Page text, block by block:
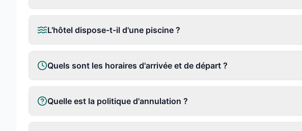
L'hôtel dispose-t-il d'une piscine ?
Quels sont les horaires d'arrivée et de départ ?
Quelle est la politique d'annulation ?